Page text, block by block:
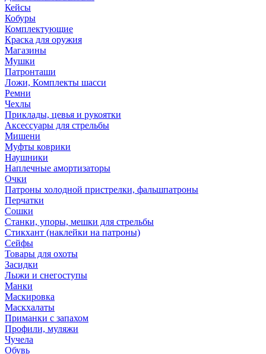
Кейсы
Кобуры
Комплектующие
Краска для оружия
Магазины
Мушки
Патронташи
Ложи, Комплекты шасси
Ремни
Чехлы
Приклады, цевья и рукоятки
Аксессуары для стрельбы
Мишени
Муфты коврики
Наушники
Наплечные амортизаторы
Очки
Патроны холодной пристрелки, фальшпатроны
Перчатки
Сошки
Станки, упоры, мешки для стрельбы
Стикхант (наклейки на патроны)
Сейфы
Товары для охоты
Засидки
Лыжи и снегоступы
Манки
Маскировка
Маскхалаты
Приманки с запахом
Профили, муляжи
Чучела
Обувь